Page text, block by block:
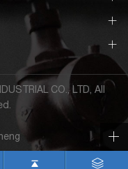
CO., LTD, All